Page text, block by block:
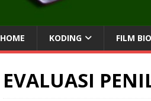
HOME KODING FILM
EVALUASI